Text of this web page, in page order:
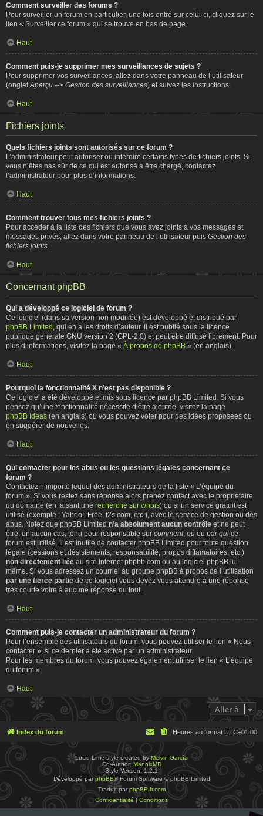
Comment surveiller des forums ?
Pour surveiller un forum en particulier, une fois entré sur celui-ci, cliquez sur le
lien « Surveiller ce forum » qui se trouve en bas de page.
Haut
Comment puis-je supprimer mes surveillances de sujets ?
Pour supprimer vos surveillances, allez dans votre panneau de l’utilisateur
(onglet Aperçu --> Gestion des surveillances) et suivez les instructions.
Haut
Fichiers joints
Quels fichiers joints sont autorisés sur ce forum ?
L’administrateur peut autoriser ou interdire certains types de fichiers joints. Si
vous n’êtes pas sûr de ce qui est autorisé à être chargé, contactez
l’administrateur pour plus d’informations.
Haut
Comment trouver tous mes fichiers joints ?
Pour accéder à la liste des fichiers que vous avez joints à vos messages et
messages privés, allez dans votre panneau de l’utilisateur puis Gestion des
fichiers joints
Haut
Concernant phpBB
Qui a développé ce logiciel de forum ?
Ce logiciel (dans sa version non modifiée) est développé et distribué par
phpBB Limited , qui en a les droits d’auteur. Il est publié sous la licence
publique générale GNU version 2 (GPL-2.0) et peut être diffusé librement. Pour
plus d’informations, visitez la page « À propos de phpBB » (en anglais).
Haut
Pourquoi la fonctionnalité X n’est pas disponible ?
Ce logiciel a été développé et mis sous licence par phpBB Limited. Si vous
pensez qu’une fonctionnalité nécessite d’être ajoutée, visitez la page
phpBB Ideas (en anglais) où vous pouvez voter pour des idées proposées ou
en suggérer de nouvelles.
Haut
Qui contacter pour les abus ou les questions légales concernant ce
forum ?
Contactez n’importe lequel des administrateurs de la liste « L’équipe du
forum ». Si vous restez sans réponse alors prenez contact avec le propriétaire
du domaine (en faisant une recherche sur whois) ou si un service gratuit est
utilisé (exemple : Yahoo!, Free, f2s.com, etc.), avec le service de gestion ou des
abus. Notez que phpBB Limited n’a absolument aucun contrôle et ne peut
être, en aucun cas, tenu pour responsable sur comment, où ou par qui ce
forum est utilisé. Il est inutile de contacter phpBB Limited pour toute question
légale (cessions et désistements, responsabilité, propos diffamatoires, etc.)
non directement liée au site Internet phpbb.com ou au logiciel phpBB lui-
même. Si vous adressez un courriel au groupe phpBB à propos de l’utilisation
par une tierce partie de ce logiciel vous devez vous attendre à une réponse
très courte voire à aucune réponse du tout.
Haut
Comment puis-je contacter un administrateur du forum ?
Pour l’ensemble des utilisateurs du forum, vous pouvez utiliser le lien « Nous
contacter », si ce dernier a été activé par un administrateur.
Pour les membres du forum, vous pouvez également utiliser le lien « L’équipe
du forum ».
Haut
Aller à
Index du forum Heures au format UTC+01:00
Lucid Lime style created byMelvin García
Co-Author: MannixMD
Style Version: 1.2.1
Développé parphpBB® Forum Software © phpBB Limited
Traduit par phpBB-fr.com
Confidentialité | Conditions